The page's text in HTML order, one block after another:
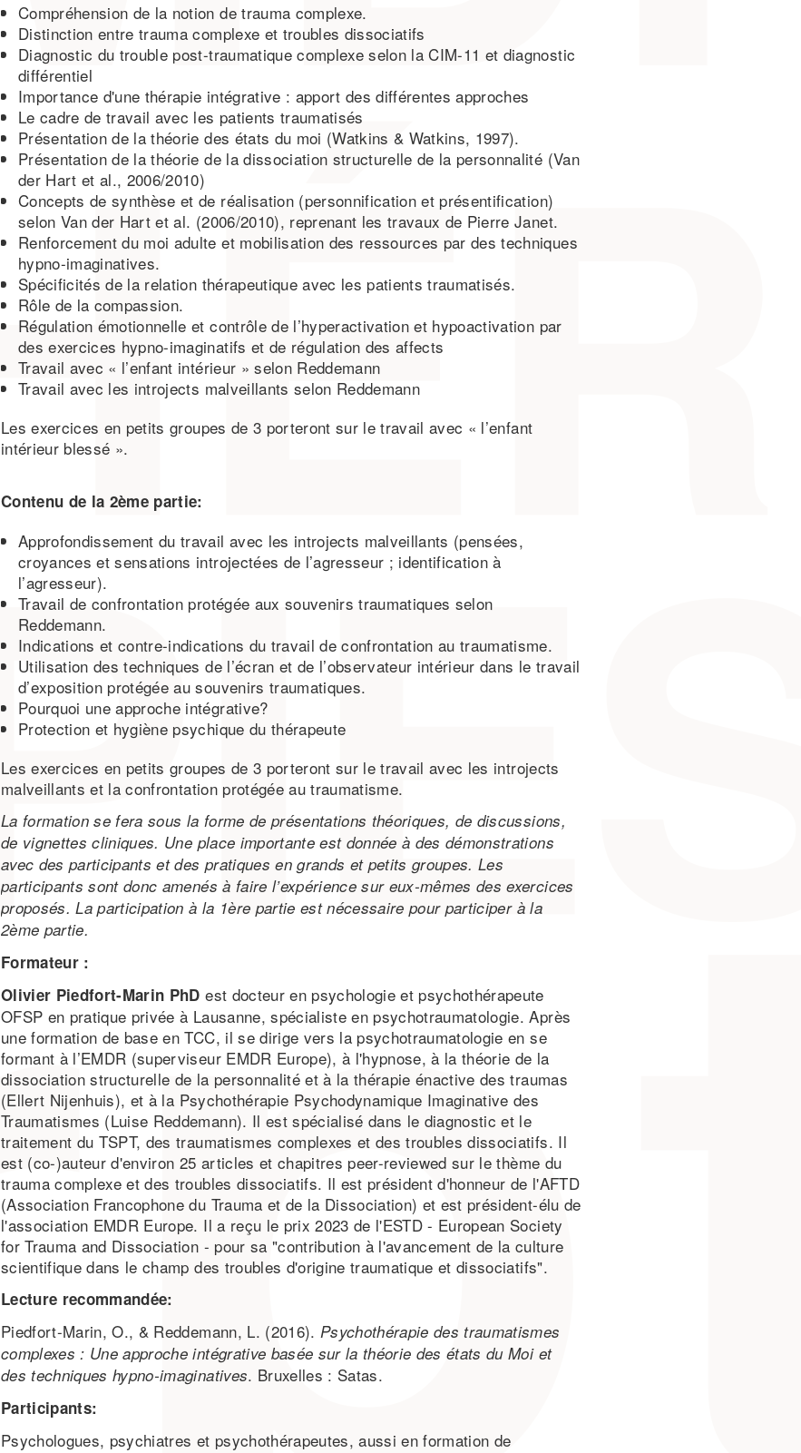
Compréhension de la notion de trauma complexe.
Distinction entre trauma complexe et troubles dissociatifs
Diagnostic du trouble post-traumatique complexe selon la CIM-11 et diagnostic
différentiel
Importance d'une thérapie intégrative : apport des différentes approches
Le cadre de travail avec les patients traumatisés
Présentation de la théorie des états du moi (Watkins & Watkins, 1997).
Présentation de la théorie de la dissociation structurelle de la personnalité (Van
der Hart et al., 2006/2010)
Concepts de synthèse et de réalisation (personnification et présentification)
selon Van der Hart et al. (2006/2010), reprenant les travaux de Pierre Janet.
Renforcement du moi adulte et mobilisation des ressources par des techniques
hypno-imaginatives.
Spécificités de la relation thérapeutique avec les patients traumatisés.
Rôle de la compassion.
Régulation émotionnelle et contrôle de l’hyperactivation et hypoactivation par
des exercices hypno-imaginatifs et de régulation des affects
Travail avec « l’enfant intérieur » selon Reddemann
Travail avec les introjects malveillants selon Reddemann
Les exercices en petits groupes de 3 porteront sur le travail avec « l’enfant
intérieur blessé ».
Contenu de la 2ème partie:
Approfondissement du travail avec les introjects malveillants (pensées,
croyances et sensations introjectées de l’agresseur ; identification à
l’agresseur).
Travail de confrontation protégée aux souvenirs traumatiques selon
Reddemann.
Indications et contre-indications du travail de confrontation au traumatisme.
Utilisation des techniques de l’écran et de l’observateur intérieur dans le travail
d’exposition protégée au souvenirs traumatiques.
Pourquoi une approche intégrative?
Protection et hygiène psychique du thérapeute
Les exercices en petits groupes de 3 porteront sur le travail avec les introjects
malveillants et la confrontation protégée au traumatisme.
La formation se fera sous la forme de présentations théoriques, de discussions,
de vignettes cliniques. Une place importante est donnée à des démonstrations
avec des participants et des pratiques en grands et petits groupes. Les
participants sont donc amenés à faire l’expérience sur eux-mêmes des exercices
proposés. La participation à la 1ère partie est nécessaire pour participer à la
2ème partie.
Formateur :
Olivier Piedfort-Marin PhDest docteur en psychologie et psychothérapeute
OFSP en pratique privée à Lausanne, spécialiste en psychotraumatologie. Après
une formation de base en TCC, il se dirige vers la psychotraumatologie en se
formant à l’EMDR (superviseur EMDR Europe), à l'hypnose, à la théorie de la
dissociation structurelle de la personnalité et à la thérapie énactive des traumas
(Ellert Nijenhuis), et à la Psychothérapie Psychodynamique Imaginative des
Traumatismes (Luise Reddemann). Il est spécialisé dans le diagnostic et le
traitement du TSPT, des traumatismes complexes et des troubles dissociatifs. Il
est (co-)auteur d'environ 25 articles et chapitres peer-reviewed sur le thème du
trauma complexe et des troubles dissociatifs. Il est président d'honneur de l'AFTD
(Association Francophone du Trauma et de la Dissociation) et est président-élu de
l'association EMDR Europe. Il a reçu le prix 2023 de l'ESTD - European Society
for Trauma and Dissociation - pour sa "contribution à l'avancement de la culture
scientifique dans le champ des troubles d'origine traumatique et dissociatifs".
Lecture recommandée:
Piedfort-Marin, O., & Reddemann, L. (2016). Psychothérapie des traumatismes
complexes : Une approche intégrative basée sur la théorie des états du Moi et
des techniques hypno-imaginatives. Bruxelles : Satas.
Participants:
Psychologues, psychiatres et psychothérapeutes, aussi en formation de